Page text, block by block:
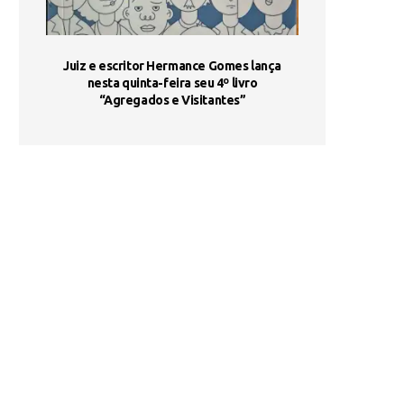
Juiz e escritor Hermance Gomes lança
nesta quinta-feira seu 4º livro
“Agregados e Visitantes”